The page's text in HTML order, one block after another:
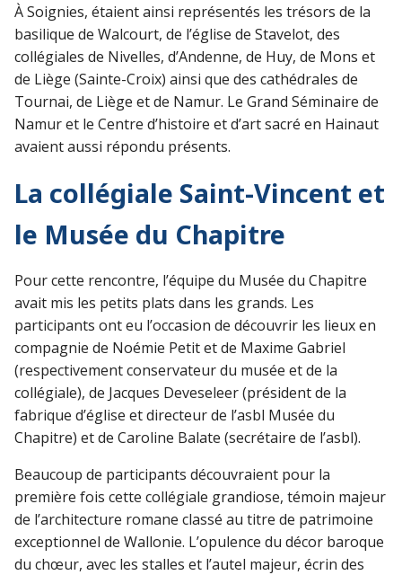
À Soignies, étaient ainsi représentés les trésors de la
basilique de Walcourt, de l’église de Stavelot, des
collégiales de Nivelles, d’Andenne, de Huy, de Mons et
de Liège (Sainte-Croix) ainsi que des cathédrales de
Tournai, de Liège et de Namur. Le Grand Séminaire de
Namur et le Centre d’histoire et d’art sacré en Hainaut
avaient aussi répondu présents.
La collégiale Saint-Vincent et
le Musée du Chapitre
Pour cette rencontre, l’équipe du Musée du Chapitre
avait mis les petits plats dans les grands. Les
participants ont eu l’occasion de découvrir les lieux en
compagnie de Noémie Petit et de Maxime Gabriel
(respectivement conservateur du musée et de la
collégiale), de Jacques Deveseleer (président de la
fabrique d’église et directeur de l’asbl Musée du
Chapitre) et de Caroline Balate (secrétaire de l’asbl).
Beaucoup de participants découvraient pour la
première fois cette collégiale grandiose, témoin majeur
de l’architecture romane classé au titre de patrimoine
exceptionnel de Wallonie. L’opulence du décor baroque
du chœur, avec les stalles et l’autel majeur, écrin des